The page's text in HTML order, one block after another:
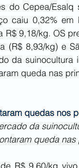
do Cepea/
caiu 0,32% em
9,18/kg. OS
(R$ 8,93/kg) e
da
queda nas
quedas nos
da
queda
R$ 9,60/kg